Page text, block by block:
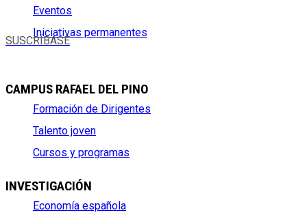
Eventos
Iniciativas permanentes
SUSCRÍBASE
CAMPUS RAFAEL DEL PINO
Formación de Dirigentes
Talento joven
Cursos y programas
INVESTIGACIÓN
Economía española